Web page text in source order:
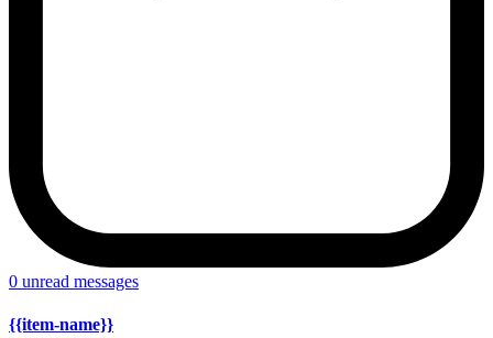
0 unread messages
{{item-name}}